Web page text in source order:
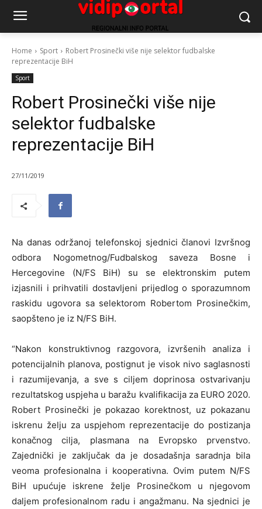
Home Sport
Robert Prosinečki više nije selektor fudbalske
reprezentacije BiH
Sport
Robert Prosinečki više nije
selektor fudbalske
reprezentacije BiH
27/11/2019
Na danas održanoj telefonskoj sjednici članovi Izvršnog
odbora Nogometnog/Fudbalskog saveza Bosne i
Hercegovine (N/FS BiH) su se elektronskim putem
izjasnili i prihvatili dostavljeni prijedlog o sporazumnom
raskidu ugovora sa selektorom Robertom Prosinečkim,
saopšteno je iz N/FS BiH.
“Nakon konstruktivnog razgovora, izvršenih analiza i
potencijalnih planova, postignut je visok nivo saglasnosti
i razumijevanja, a sve s ciljem doprinosa ostvarivanju
rezultatskog uspjeha u baražu kvalifikacija za EURO 2020.
Robert Prosinečki je pokazao korektnost, uz pokazanu
iskrenu želju za uspjehom reprezentacije do postizanja
konačnog cilja, plasmana na Evropsko prvenstvo.
Zajednički je zaključak da je dosadašnja saradnja bila
veoma profesionalna i kooperativna. Ovim putem N/FS
BiH upućuje iskrene želje Prosinečkom u njegovom
daljem profesionalnom radu i angažmanu. Na sjednici je